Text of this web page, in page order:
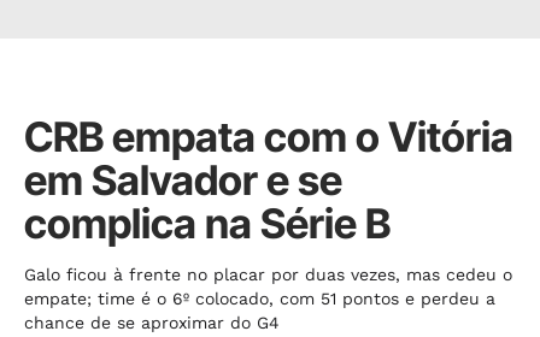
CRB empata com o Vitória
em Salvador e se
complica na Série B
Galo ficou à frente no placar por duas vezes, mas cedeu o
empate; time é o 6º colocado, com 51 pontos e perdeu a
chance de se aproximar do G4